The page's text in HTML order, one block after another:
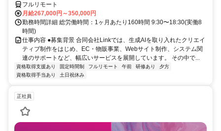
フルリモート
月給267,000円～350,000円
勤務時間詳細 総労働時間：1ヶ月あたり160時間 9:30〜18:30(実働8
時間)
仕事内容 ●募集背景 合同会社Linkでは、生成AIを取り入れたクリエイ
ティブ制作をはじめ、EC・物販事業、Webサイト制作、システム関
連のサポートなど、幅広いサービスを展開しています。 その中で...
資格取得支援あり 固定時間制 フルリモート 午前 研修あり
夕方
資格取得手当あり
土日祝休み
正社員